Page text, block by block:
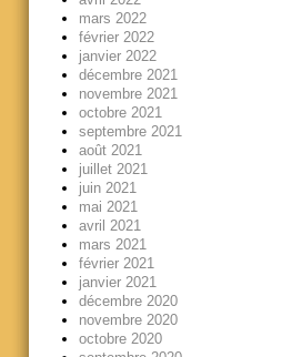
mars 2022
février 2022
janvier 2022
décembre 2021
novembre 2021
octobre 2021
septembre 2021
août 2021
juillet 2021
juin 2021
mai 2021
avril 2021
mars 2021
février 2021
janvier 2021
décembre 2020
novembre 2020
octobre 2020